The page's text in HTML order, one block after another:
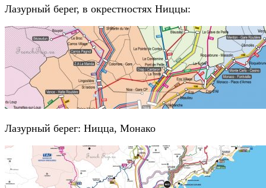
Лазурный берег, в окрестностях Ниццы:
Лазурный берег: Ницца, Монако